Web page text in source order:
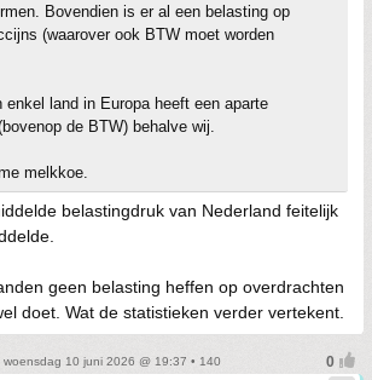
Bovendien is er al een belasting op
(waarover ook BTW moet worden
enkel land in Europa heeft een aparte
de BTW) behalve wij.
melkkoe.
belastingdruk van Nederland feitelijk
geen belasting heffen op overdrachten
doet. Wat de statistieken verder vertekent.
woensdag 10 juni 2026 @ 19:37 • 140